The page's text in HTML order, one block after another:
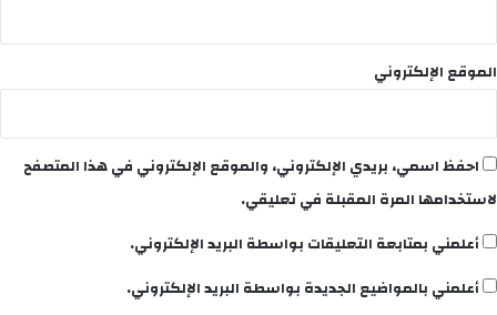
الموقع الإلكتروني
احفظ اسمي، بريدي الإلكتروني، والموقع الإلكتروني في هذا المتصفح
لاستخدامها المرة المقبلة في تعليقي.
أعلمني بمتابعة التعليقات بواسطة البريد الإلكتروني.
أعلمني بالمواضيع الجديدة بواسطة البريد الإلكتروني.